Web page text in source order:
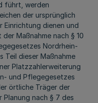
führt, werden
der ursprünglich
Einrichtung dienen und
Maßnahme nach § 10
Nordrhein-
dieser Maßnahme
Platzzahlerweiterung
und Pflegegesetzes
örtliche Träger der
Planung nach § 7 des